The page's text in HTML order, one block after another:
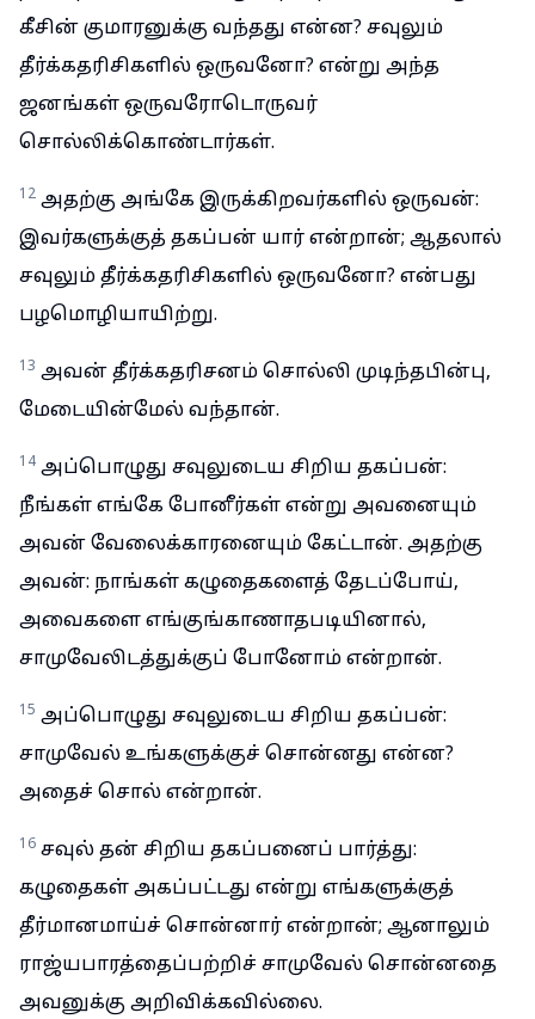
கீசின் குமாரனுக்கு வந்தது என்ன? சவுலும்
தீர்க்கதரிசிகளில் ஒருவனோ? என்று அந்த
ஜனங்கள் ஒருவரோடொருவர்
சொல்லிக்கொண்டார்கள்.
12 அதற்கு அங்கே இருக்கிறவர்களில் ஒருவன்:
இவர்களுக்குத் தகப்பன் யார் என்றான்; ஆதலால்
சவுலும் தீர்க்கதரிசிகளில் ஒருவனோ? என்பது
பழமொழியாயிற்று.
13 அவன் தீர்க்கதரிசனம் சொல்லி முடிந்தபின்பு,
மேடையின்மேல் வந்தான்.
14 அப்பொழுது சவுலுடைய சிறிய தகப்பன்:
நீங்கள் எங்கே போனீர்கள் என்று அவனையும்
அவன் வேலைக்காரனையும் கேட்டான். அதற்கு
அவன்: நாங்கள் கழுதைகளைத் தேடப்போய்,
அவைகளை எங்குங்காணாதபடியினால்,
சாமுவேலிடத்துக்குப் போனோம் என்றான்.
15 அப்பொழுது சவுலுடைய சிறிய தகப்பன்:
சாமுவேல் உங்களுக்குச் சொன்னது என்ன?
அதைச் சொல் என்றான்.
16 சவுல் தன் சிறிய தகப்பனைப் பார்த்து:
கழுதைகள் அகப்பட்டது என்று எங்களுக்குத்
தீர்மானமாய்ச் சொன்னார் என்றான்; ஆனாலும்
ராஜ்யபாரத்தைப்பற்றிச் சாமுவேல் சொன்னதை
அவனுக்கு அறிவிக்கவில்லை.